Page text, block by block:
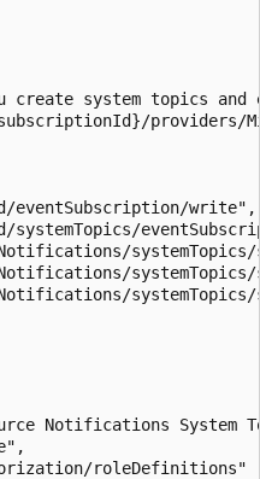
create system topics
eventSubscription/write",
systemTopics/
Notifications System
roleDefinitions"